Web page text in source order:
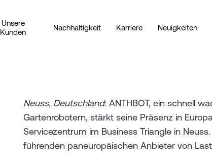
Unsere
Kunden
Nachhaltigkeit Karriere Neuigkeiten
Neuss, Deutschland: ANTHBOT, ein schnell
Gartenrobotern, stärkt seine Präsenz in
Servicezentrum im Business Triangle in
führenden paneuropäischen Anbieter von